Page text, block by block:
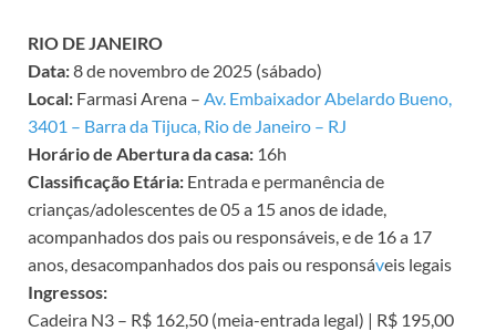
RIO DE JANEIRO
Data:8 de novembro de 2025 (sábado)
Local: Farmasi Arena – Av. Embaixador Abelardo Bueno,
3401 – Barra da Tijuca, Rio de Janeiro – RJ
Horário de Abertura da casa: 16h
Classificação Etária: Entrada e permanência de
crianças/adolescentes de 05 a 15 anos de idade,
acompanhados dos pais ou responsáveis, e de 16 a 17
anos, desacompanhados dos pais ou responsáveis legais
Ingressos:
Cadeira N3 – R$ 162,50 (meia-entrada legal) | R$ 195,00